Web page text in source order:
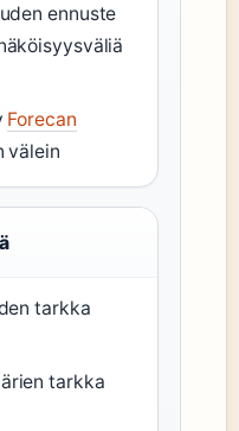
ennuste
Forecan
välein
tarkka
tarkka